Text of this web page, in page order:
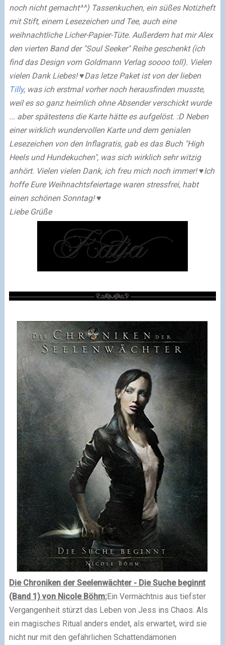
noch nicht gemacht^^) Tassenkuchen, ein süßes Notizheft
mit Stift, einem Lesezeichen und Tee, auch eine
weihnachtliche Licher-Papier-Tüte. Außerdem hat mir Alex
den vierten Band der "Soul Seeker" Reihe geschenkt (ich
find das Design vom Goldmann Verlag soooo toll). Vielen
vielen Dank Liebes! ♥Das letze Paket ist von der lieben
Tilly, was ich erstmal vorher noch herausfinden musste,
weil es so ganz heimlich ohne Absender verschickt wurde
... aber spätestens die Karte hätte es aufgelöst. :D Neben
einer wirklich wundervollen Karte und dem genialen
Lesezeichen von den Inflagratis, gab es das Buch "High
Heels und Hundekuchen", was sich wirklich sehr witzig
anhört. Vielen vielen Dank, ich freu mich noch immer! ♥Ich
hoffe Eure Weihnachtsfeiertage waren stressfrei, habt
einen schönen Sonntag! ♥
Liebe Grüße
Die Chroniken der Seelenwächter - Die Suche beginnt
(Band 1) von Nicole Böhm:Ein Vermächtnis aus tiefster
Vergangenheit stürzt das Leben von Jess ins Chaos. Als
ein magisches Ritual anders endet, als erwartet, wird sie
nicht nur mit den gefährlichen Schattendämonen